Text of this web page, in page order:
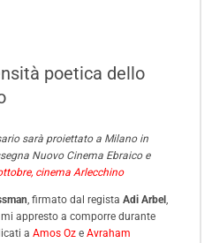
poetica dello
sarà proiettato a Milano in
Nuovo Cinema Ebraico e
cinema Arlecchino
, firmato dal regista Adi Arbel ,
appresto a comporre durante
a Amos Oz e Avraham